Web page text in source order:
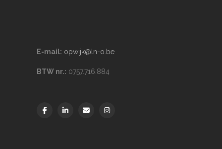
E-mail: opwijk@ln-o.be
BTW nr.: 0757.716.884